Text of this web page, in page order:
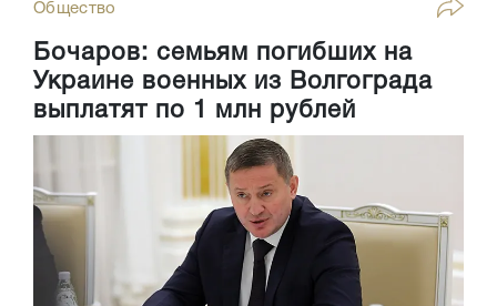
Общество
Бочаров: семьям погибших на
Украине военных из Волгограда
выплатят по 1 млн рублей